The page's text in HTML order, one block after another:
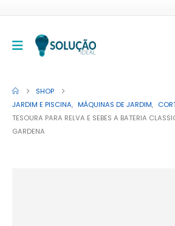
SHOP
JARDIM E PISCINA, MÁQUINAS DE JARDIM,
TESOURA PARA RELVA E SEBES A BATERIA
GARDENA